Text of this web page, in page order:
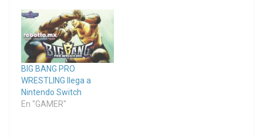
BIG BANG PRO
WRESTLING llega a
Nintendo Switch
En "GAMER"